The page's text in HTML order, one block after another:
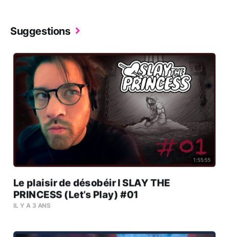
Suggestions
1:55:55
Le plaisir de désobéir l SLAY THE
PRINCESS (Let’s Play) #01
IL Y A 3 ANS